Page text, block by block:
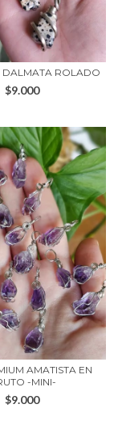
DALMATA ROLADO
$9.000
AMATISTA EN
-MINI-
$9.000